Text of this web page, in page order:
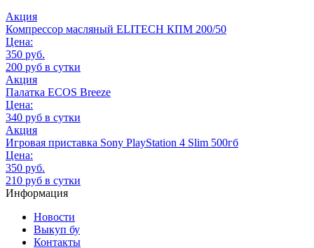
Акция
Компрессор масляный ELITECH КПМ 200/50
Цена:
350 руб.
200 руб в сутки
Акция
Палатка ECOS Breeze
Цена:
340 руб в сутки
Акция
Игровая приставка Sony PlayStation 4 Slim 500гб
Цена:
350 руб.
210 руб в сутки
Информация
Новости
Выкуп бу
Контакты